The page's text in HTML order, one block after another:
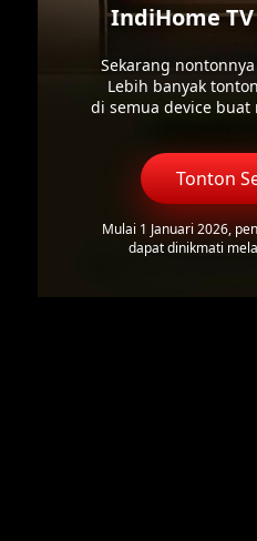
IndiHome
Sekarang
Lebih banyak
di semua device
Tonton
Mulai 1 Januari 2026,
dapat dinikmati